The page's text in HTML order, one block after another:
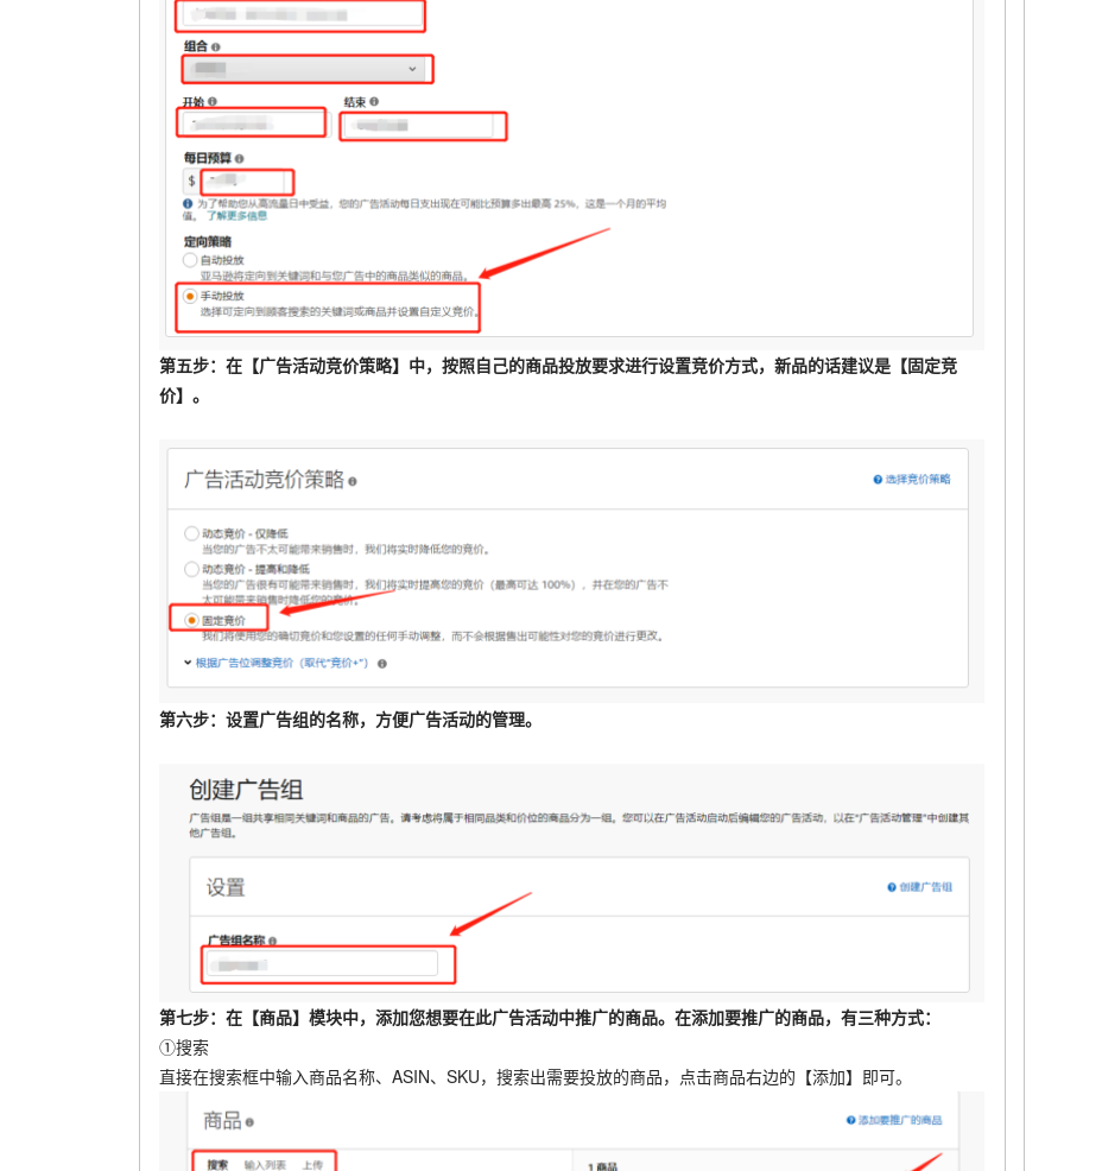
第五步：在【广告活动竞价策略】中，按照自己的商品投放要求进行设置竞价方式，新品的话建议是【固定竞
价】。
第六步：设置广告组的名称，方便广告活动的管理。
第七步：在【商品】模块中，添加您想要在此广告活动中推广的商品。在添加要推广的商品，有三种方式：
①搜索
直接在搜索框中输入商品名称、ASIN、SKU，搜索出需要投放的商品，点击商品右边的【添加】即可。